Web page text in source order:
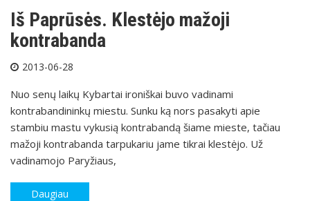
Iš Paprūsės. Klestėjo mažoji
kontrabanda
2013-06-28
Nuo senų laikų Kybartai ironiškai buvo vadinami
kontrabandininkų miestu. Sunku ką nors pasakyti apie
stambiu mastu vykusią kontrabandą šiame mieste, tačiau
mažoji kontrabanda tarpukariu jame tikrai klestėjo. Už
vadinamojo Paryžiaus,
Daugiau